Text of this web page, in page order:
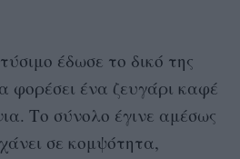
έδωσε το δικό της
φορέσει ένα ζευγάρι καφέ
Το σύνολο έγινε αμέσως
σε κομψότητα,